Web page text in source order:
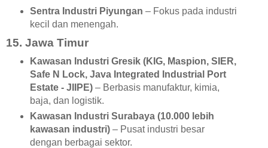
Sentra Industri Piyungan – Fokus pada industri
kecil dan menengah.
15. Jawa Timur
Kawasan Industri Gresik (KIG, Maspion, SIER,
Safe N Lock, Java Integrated Industrial Port
Estate - JIIPE)– Berbasis manufaktur, kimia,
baja, dan logistik.
Kawasan Industri Surabaya (10.000 lebih
kawasan industri)– Pusat industri besar
dengan berbagai sektor.